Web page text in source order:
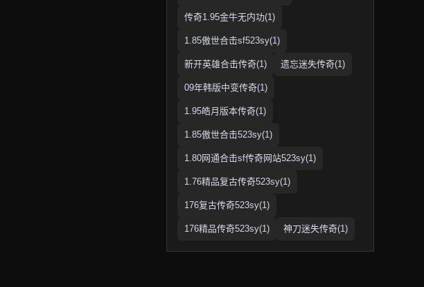
传奇1.95金牛无内功(1)
1.85傲世合击sf523sy(1)
新开英雄合击传奇(1) 遗忘迷失传奇(1)
09年韩版中变传奇(1)
1.95皓月版本传奇(1)
1.85傲世合击523sy(1)
1.80网通合击sf传奇网站523sy(1)
1.76精品复古传奇523sy(1)
176复古传奇523sy(1)
176精品传奇523sy(1) 神刀迷失传奇(1)